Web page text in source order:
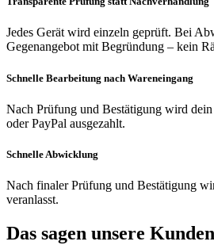
Jedes Gerät wird einzeln geprüft. Bei
Gegenangebot mit Begründung – kein
Schnelle Bearbeitung nach Wareneingang
Nach Prüfung und Bestätigung wird
oder PayPal ausgezahlt.
Schnelle Abwicklung
Nach finaler Prüfung und Bestätigung
veranlasst.
Das sagen unsere Kunden